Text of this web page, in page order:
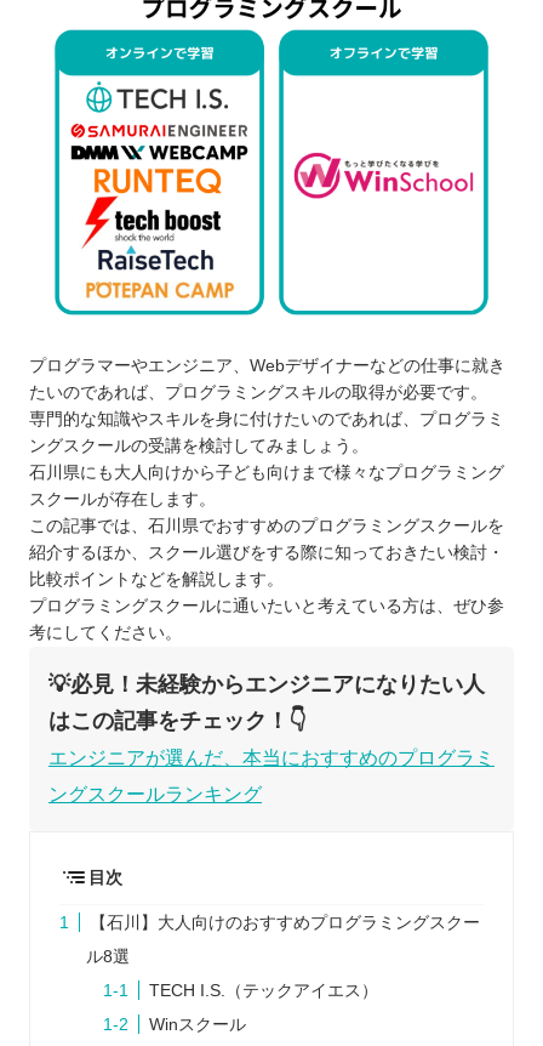
プログラマーやエンジニア、Webデザイナーなどの仕事に就き
たいのであれば、プログラミングスキルの取得が必要です。
専門的な知識やスキルを身に付けたいのであれば、プログラミ
ングスクールの受講を検討してみましょう。
石川県にも大人向けから子ども向けまで様々なプログラミング
スクールが存在します。
この記事では、石川県でおすすめのプログラミングスクールを
紹介するほか、スクール選びをする際に知っておきたい検討・
比較ポイントなどを解説します。
プログラミングスクールに通いたいと考えている方は、ぜひ参
考にしてください。
💡必見！未経験からエンジニアになりたい人
はこの記事をチェック！👇
エンジニアが選んだ、本当におすすめのプログラミ
ングスクールランキング
目次
【石川】大人向けのおすすめプログラミングスクー
ル8選
TECH I.S.（テックアイエス）
Winスクール